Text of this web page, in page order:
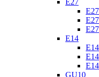
E27
E14
GU10